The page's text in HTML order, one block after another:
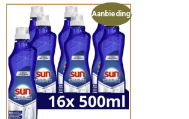
Aanbieding!